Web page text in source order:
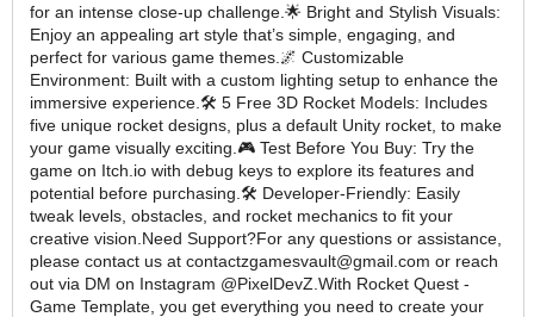
for an intense close-up challenge.🌟 Bright and Stylish Visuals:
Enjoy an appealing art style that’s simple, engaging, and
perfect for various game themes.🌌 Customizable
Environment: Built with a custom lighting setup to enhance the
immersive experience.🛠 5 Free 3D Rocket Models: Includes
five unique rocket designs, plus a default Unity rocket, to make
your game visually exciting.🎮 Test Before You Buy: Try the
game on Itch.io with debug keys to explore its features and
potential before purchasing.🛠 Developer-Friendly: Easily
tweak levels, obstacles, and rocket mechanics to fit your
creative vision.Need Support?For any questions or assistance,
please contact us at contactzgamesvault@gmail.com or reach
out via DM on Instagram @PixelDevZ.With Rocket Quest -
Game Template, you get everything you need to create your